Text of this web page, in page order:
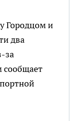
Городцом и
два
за
сообщает